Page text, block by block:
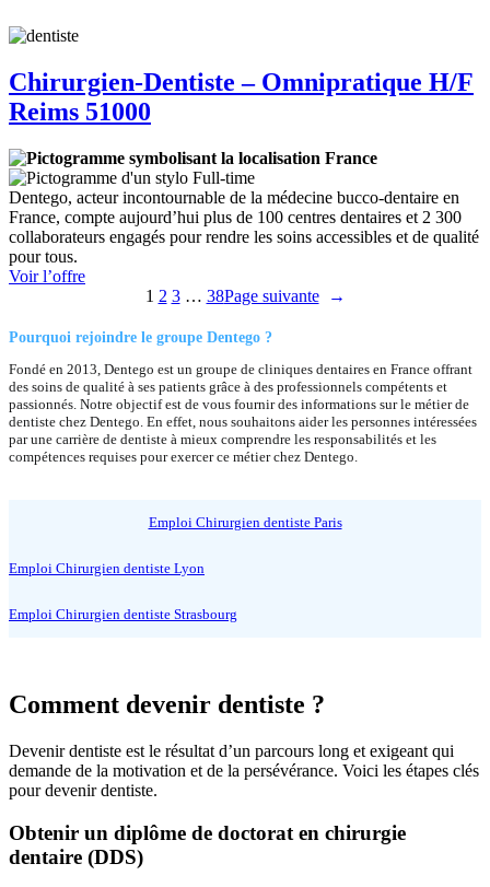
Chirurgien-Dentiste – Omnipratique H/F
Reims 51000
France
Full-time
Dentego, acteur incontournable de la médecine bucco-dentaire en
France, compte aujourd’hui plus de 100 centres dentaires et 2 300
collaborateurs engagés pour rendre les soins accessibles et de qualité
pour tous.
Voir l’offre:
Chirurgien-
–
H/F
Reims
51000
1 2 3 … 38Page suivante →
Pourquoi rejoindre le groupe Dentego ?
Fondé en 2013, Dentego est un groupe de cliniques dentaires en France offrant
des soins de qualité à ses patients grâce à des professionnels compétents et
passionnés. Notre objectif est de vous fournir des informations sur le métier de
dentiste chez Dentego. En effet, nous souhaitons aider les personnes intéressées
par une carrière de dentiste à mieux comprendre les responsabilités et les
compétences requises pour exercer ce métier chez Dentego.
Emploi Chirurgien dentiste Paris
Emploi Chirurgien dentiste Lyon
Emploi Chirurgien dentiste Strasbourg
Comment devenir dentiste ?
Devenir dentiste est le résultat d’un parcours long et exigeant qui
demande de la motivation et de la persévérance. Voici les étapes clés
pour devenir dentiste.
Obtenir un diplôme de doctorat en chirurgie
dentaire (DDS)